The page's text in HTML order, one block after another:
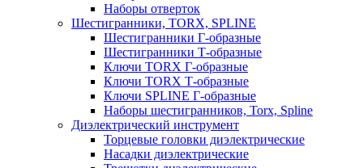
Наборы отверток
Шестигранники, TORX, SPLINE
Шестигранники Г-образные
Шестигранники Т-образные
Ключи TORX Г-образные
Ключи TORX Т-образные
Ключи SPLINE Г-образные
Наборы шестигранников, Torx, Spline
Диэлектрический инструмент
Торцевые головки диэлектрические
Насадки диэлектрические